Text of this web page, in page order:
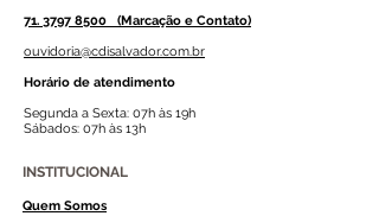
71. 3797 8500 (Marcação e Contato)
ouvidoria@cdisalvador.com.br
Horário de atendimento
Segunda a Sexta: 07h às 19h
Sábados: 07h às 13h
INSTITUCIONAL
Quem Somos